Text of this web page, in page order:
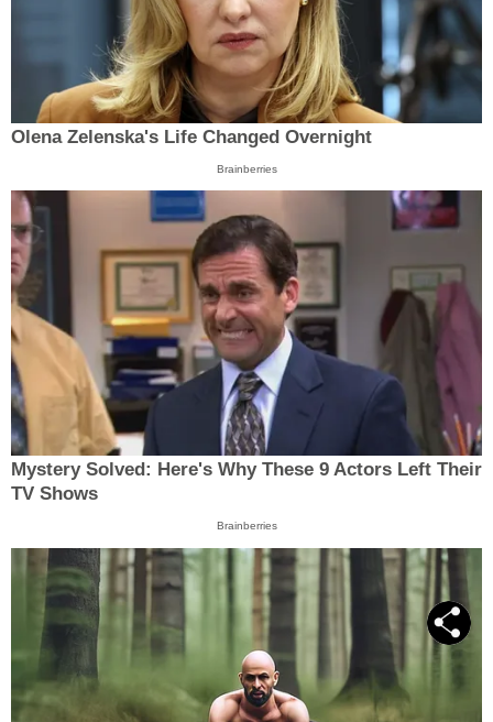
Olena Zelenska's Life Changed Overnight
Brainberries
Mystery Solved: Here's Why These 9 Actors Left Their
TV Shows
Brainberries